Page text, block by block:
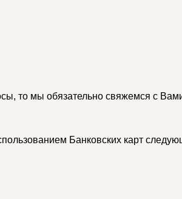
то мы обязательно свяжемся с
Банковских карт